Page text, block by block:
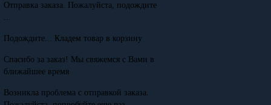
Отправка заказа. Пожалуйста, подождите
...
Подождите... Кладем товар в корзину
Спасибо за заказ! Мы свяжемся с Вами в
ближайшее время
Возникла проблема с отправкой заказа.